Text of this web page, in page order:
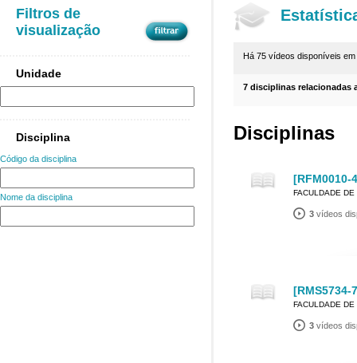
Filtros de
visualização
Unidade
Disciplina
Código da disciplina
Nome da disciplina
Há 75 vídeos disponíveis em
7 disciplinas relacionadas
Disciplinas
FACULDADE
3 vídeos
FACULDADE
3 vídeos